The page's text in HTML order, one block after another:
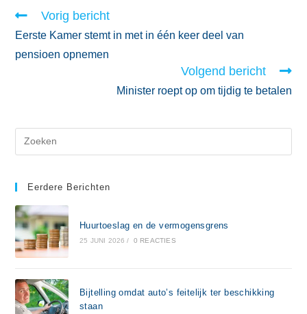
Vorig bericht
Eerste Kamer stemt in met in één keer deel van
pensioen opnemen
Volgend bericht
Minister roept op om tijdig te betalen
Eerdere Berichten
Huurtoeslag en de vermogensgrens
25 JUNI 2026 / 0 REACTIES
Bijtelling omdat auto’s feitelijk ter beschikking
staan